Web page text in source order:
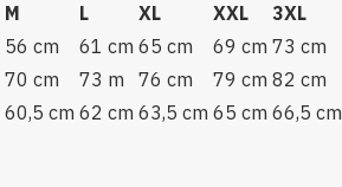
M L XL XXL 3XL
56 cm 61 cm 65 cm 69 cm 73 cm
70 cm 73 m 76 cm 79 cm 82 cm
60,5 cm 62 cm 63,5 cm 65 cm 66,5 cm